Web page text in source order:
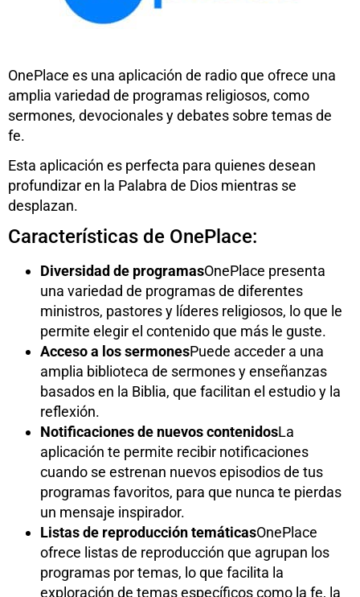
OnePlace es una aplicación de radio que ofrece una
amplia variedad de programas religiosos, como
sermones, devocionales y debates sobre temas de
fe.
Esta aplicación es perfecta para quienes desean
profundizar en la Palabra de Dios mientras se
desplazan.
Características de OnePlace:
Diversidad de programasOnePlace presenta
una variedad de programas de diferentes
ministros, pastores y líderes religiosos, lo que le
permite elegir el contenido que más le guste.
Acceso a los sermonesPuede acceder a una
amplia biblioteca de sermones y enseñanzas
basados en la Biblia, que facilitan el estudio y la
reflexión.
Notificaciones de nuevos contenidosLa
aplicación te permite recibir notificaciones
cuando se estrenan nuevos episodios de tus
programas favoritos, para que nunca te pierdas
un mensaje inspirador.
Listas de reproducción temáticasOnePlace
ofrece listas de reproducción que agrupan los
programas por temas, lo que facilita la
exploración de temas específicos como la fe, la